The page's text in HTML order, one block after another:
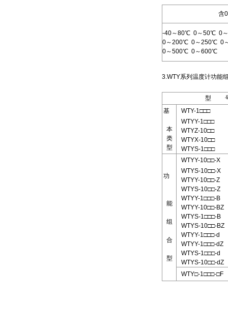
含
-40～80℃ 0～50℃ 0
0～200℃ 0～250℃ 0
0～500℃ 0～600℃
3.WTY系列温度计功能
型
基
本
类
型
WTY-1□□□
WTYY-1□□□
WTYZ-10□□
WTYX-10□□
WTYS-1□□□
功
能
组
合
型
WTYY-10□□-X
WTYS-10□□-X
WTYY-10□□-Z
WTYS-10□□-Z
WTYY-1□□□-B
WTYY-10□□-BZ
WTYS-1□□□-B
WTYS-10□□-BZ
WTYY-1□□□-d
WTYY-1□□□-dZ
WTYS-1□□□-d
WTYS-10□□-dZ
WTY□-1□□□-□F